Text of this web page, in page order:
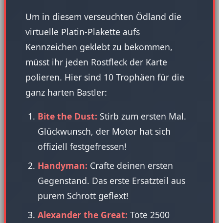
Um in diesem verseuchten Ödland die
virtuelle Platin-Plakette aufs
Kennzeichen geklebt zu bekommen,
müsst ihr jeden Rostfleck der Karte
polieren. Hier sind 10 Trophäen für die
ganz harten Bastler:
Bite the Dust: Stirb zum ersten Mal.
Glückwunsch, der Motor hat sich
offiziell festgefressen!
Handyman: Crafte deinen ersten
Gegenstand. Das erste Ersatzteil aus
purem Schrott geflext!
Alexander the Great: Töte 2500